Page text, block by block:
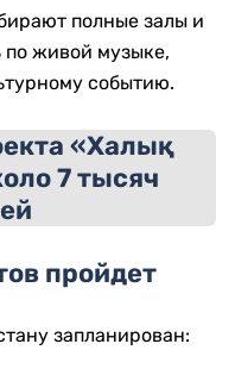
полные залы и
живой музыке,
событию.
пройдет
запланирован: